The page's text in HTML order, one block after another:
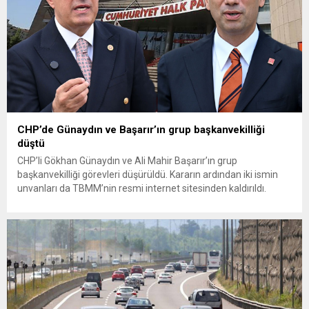
CHP’de Günaydın ve Başarır’ın grup başkanvekilliği
düştü
CHP’li Gökhan Günaydın ve Ali Mahir Başarır’ın grup
başkanvekilliği görevleri düşürüldü. Kararın ardından iki ismin
unvanları da TBMM’nin resmi internet sitesinden kaldırıldı.
çıkarma cezası uygulanmak üzere Yüksek Disiplin Kurulu’na
(YDK) sevk edilen ve partideki tüm görevlerinden...